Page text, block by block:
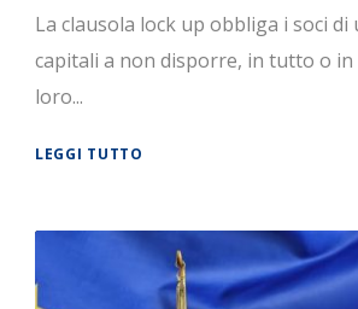
La clausola lock up obbliga i soci di
capitali a non disporre, in tutto o in
loro...
LEGGI TUTTO